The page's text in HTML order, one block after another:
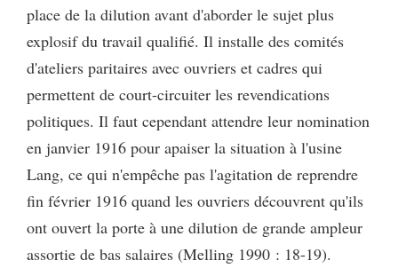
place de la dilution avant d'aborder le sujet plus
explosif du travail qualifié. Il installe des comités
d'ateliers paritaires avec ouvriers et cadres qui
permettent de court-circuiter les revendications
politiques. Il faut cependant attendre leur nomination
en janvier 1916 pour apaiser la situation à l'usine
Lang, ce qui n'empêche pas l'agitation de reprendre
fin février 1916 quand les ouvriers découvrent qu'ils
ont ouvert la porte à une dilution de grande ampleur
assortie de bas salaires (Melling 1990 : 18-19).